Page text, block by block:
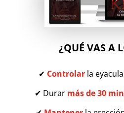
¿QUÉ VAS A
✔ Controlarla
✔ Durar más de 30